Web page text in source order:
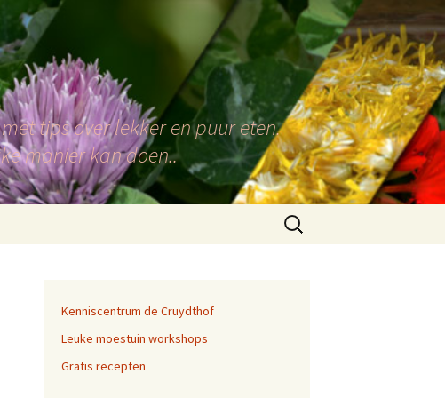
tips over lekker en puur eten.
manier kan doen..
Zoeken
naar:
Kenniscentrum de Cruydthof
Leuke moestuin workshops
Gratis recepten